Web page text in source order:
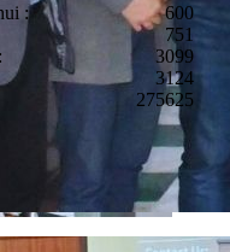
:
600
751
3099
3124
275625